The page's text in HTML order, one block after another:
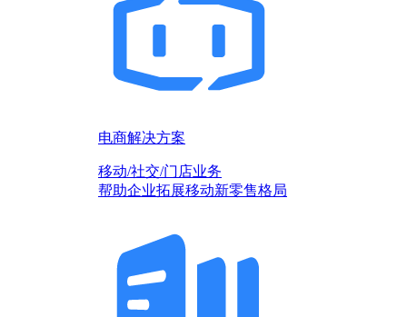
电商解决方案
移动/社交/门店业务
帮助企业拓展移动新零售格局